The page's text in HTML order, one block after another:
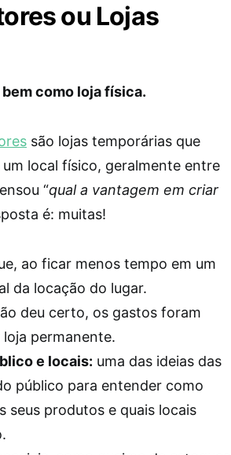
ou Lojas
como loja física.
são lojas temporárias que
local físico, geralmente entre
“qual a vantagem em criar
é: muitas!
ao ficar menos tempo em um
da locação do lugar.
deu certo, os gastos foram
permanente.
e locais: uma das ideias das
público para entender como
seus produtos e quais locais